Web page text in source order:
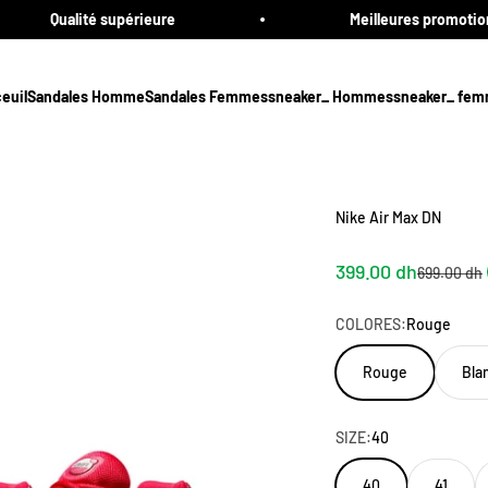
supérieure Meilleures promotions
Sandales HommeSandales Femmessneaker_ Hommessneaker_
Nike Air Max DN
Sale price
399.00 dhRegular
699.00 dh
COLORES:Rouge
Rouge
SIZE:40